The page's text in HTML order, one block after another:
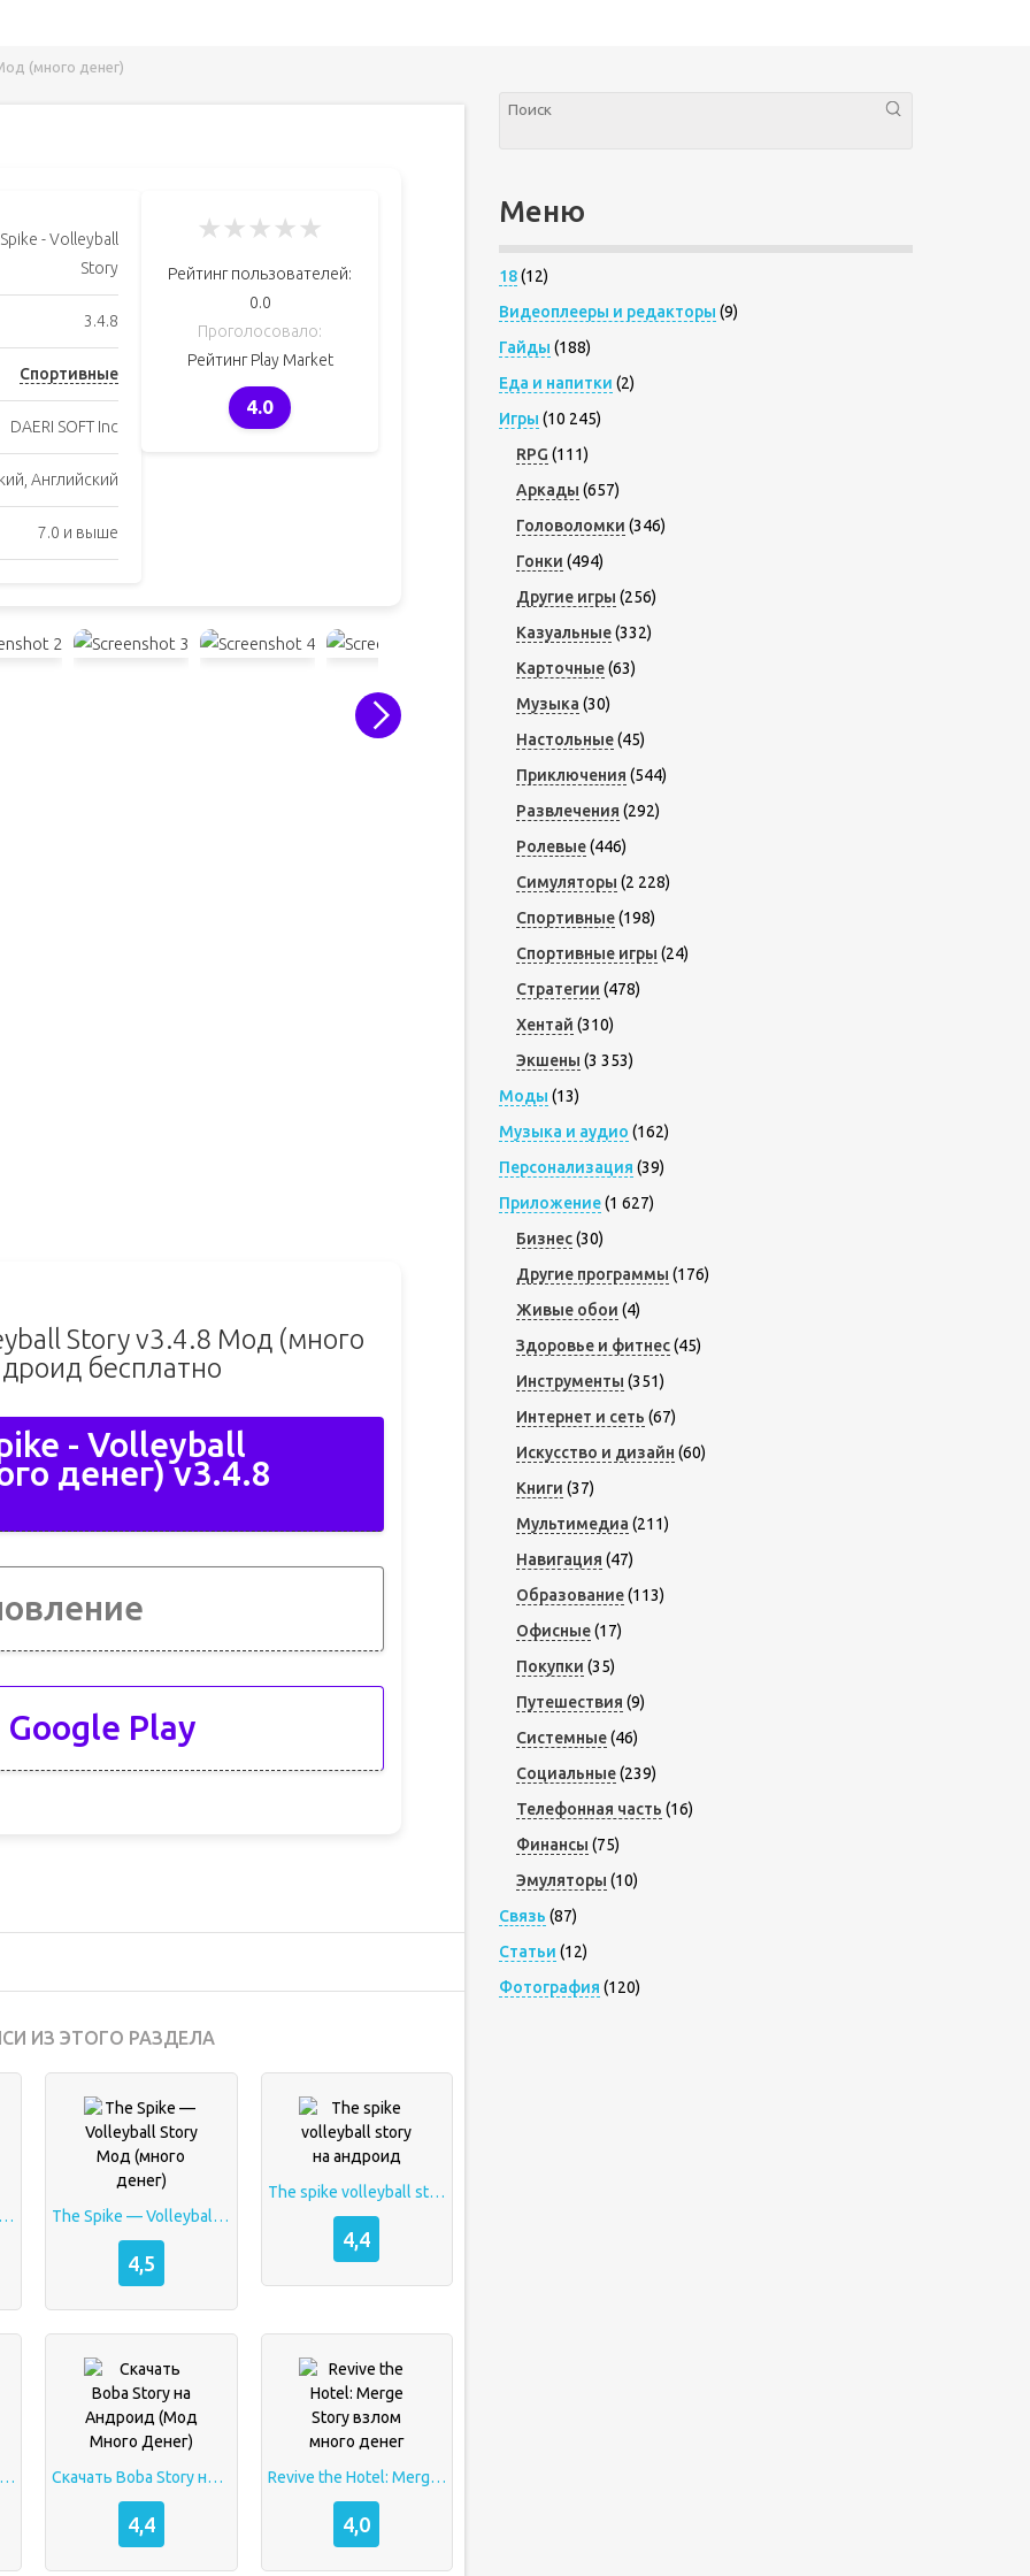
(много денег)
- Volleyball
Story
3.4.8
Спортивные
DAERI SOFT Inc
Английский
7.0 и выше
★★★★★
Рейтинг пользователей:
0.0
Проголосовало:
Рейтинг Play Market
4.0
Story v3.4.8 Мод (много
бесплатно
- Volleyball
денег) v3.4.8
Play
ИЗ ЭТОГО РАЗДЕЛА
Story Мод (много денег) The Spike — Volleyball Story Мод (много денег)
4,5
The spike volleyball story на андроид
4,4
Merge Story [Много денег] Скачать Boba Story на Андроид (Мод Много Денег)
4,4
Revive the Hotel: Merge Story взлом много денег
4,0
Меню
18(12)
Видеоплееры и редакторы (9)
Гайды (188)
Еда и напитки (2)
Игры (10 245)
RPG (111)
Аркады (657)
Головоломки (346)
Гонки (494)
Другие игры (256)
Казуальные(332)
Карточные(63)
Музыка (30)
Настольные(45)
Приключения (544)
Развлечения (292)
Ролевые(446)
Симуляторы (2 228)
Спортивные(198)
Спортивные игры (24)
Стратегии (478)
Хентай (310)
Экшены (3 353)
Моды (13)
Музыка и аудио (162)
Персонализация (39)
Приложение(1 627)
Бизнес(30)
Другие программы (176)
Живые обои (4)
Здоровье и фитнес(45)
Инструменты (351)
Интернет и сеть (67)
Искусство и дизайн (60)
Книги (37)
Мультимедиа (211)
Навигация (47)
Образование(113)
Офисные(17)
Покупки (35)
Путешествия (9)
Системные(46)
Социальные(239)
Телефонная часть (16)
Финансы (75)
Эмуляторы (10)
Связь (87)
Статьи (12)
Фотография (120)